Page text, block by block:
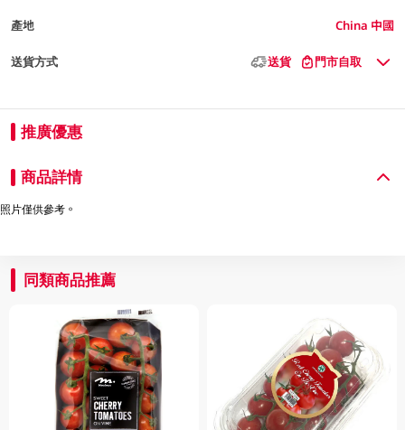
產地 China 中國
送貨方式 送貨 門市自取
推廣優惠
商品詳情
照片僅供參考。
同類商品推薦